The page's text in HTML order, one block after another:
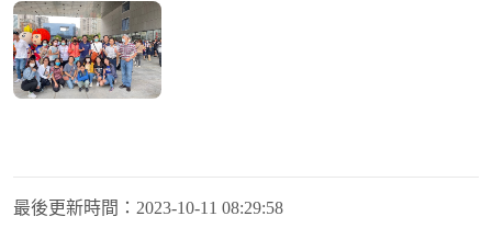
最後更新時間： 2023-10-11 08:29:58